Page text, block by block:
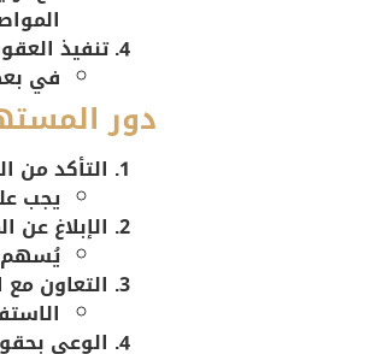
تنفيذ
في
دور
التأكد من
يجب
الإبلاغ عن
يُسهم
التعاون
الوعي